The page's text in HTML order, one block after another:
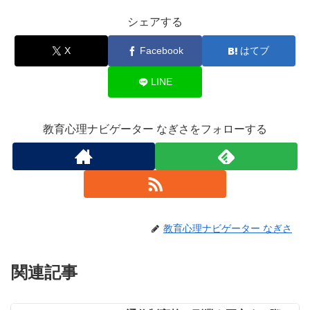
シェアする
X Facebook はてブ
LINE
教育心理ナビゲーター なぎさをフォローする
教育心理ナビゲーター なぎさ
関連記事